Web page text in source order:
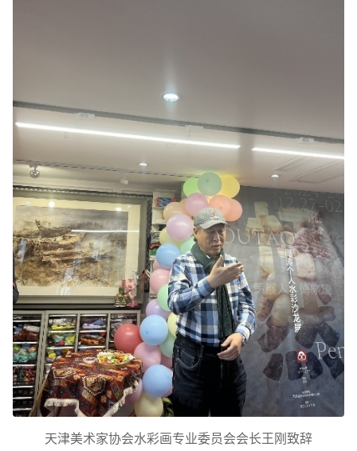
天津美术家协会水彩画专业委员会会长王刚致辞